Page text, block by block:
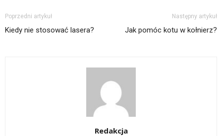
Poprzedni artykuł
Kiedy nie stosować lasera?
Następny artykuł
Jak pomóc kotu w kołnierz?
Redakcja